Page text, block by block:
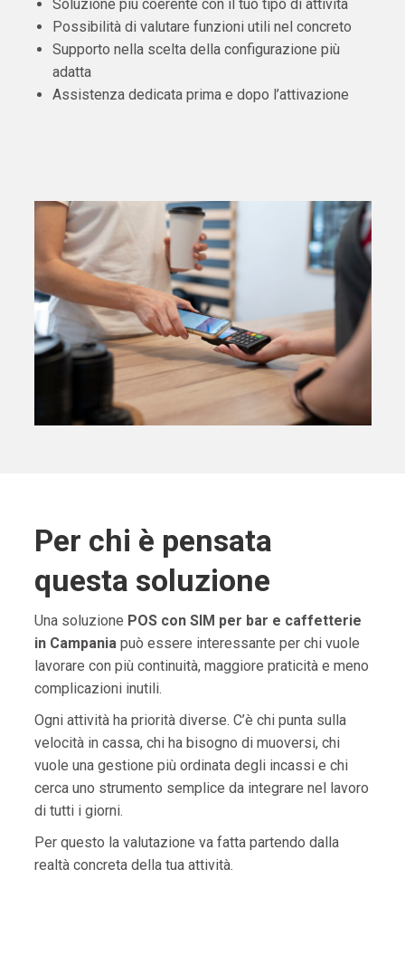
Soluzione più coerente con il tuo tipo di attività
Possibilità di valutare funzioni utili nel concreto
Supporto nella scelta della configurazione più
adatta
Assistenza dedicata prima e dopo l’attivazione
Per chi è pensata
questa soluzione
Una soluzione POS con SIM per bar e caffetterie
in Campaniapuò essere interessante per chi vuole
lavorare con più continuità, maggiore praticità e meno
complicazioni inutili.
Ogni attività ha priorità diverse. C’è chi punta sulla
velocità in cassa, chi ha bisogno di muoversi, chi
vuole una gestione più ordinata degli incassi e chi
cerca uno strumento semplice da integrare nel lavoro
di tutti i giorni.
Per questo la valutazione va fatta partendo dalla
realtà concreta della tua attività.